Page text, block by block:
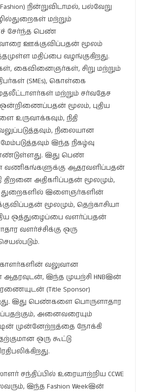
நின்றுவிடாமல், பல்வேறு
மற்றும்
சேர்ந்த பெண்
ஊக்குவிப்பதன் மூலம்
மதிப்பை வழங்குகிறது.
கைவினைஞர்கள், சிறு மற்றும்
(SMEs), கொள்கை
மற்றும் சர்வதேச
மூலம், புதிய
உருவாக்கவும், நிதி
நிலையான
இந்த நிகழ்வு
இது பெண்
ஆதரவளிப்பதன்
திறனை அதிகரிப்பதன் மூலமும்,
துறைகளில் இளைஞர்களின்
மூலமும், தெற்காசியா
ஒத்துழைப்பை வளர்ப்பதன்
வளர்ச்சிக்கு ஒரு
வலுவான
இந்த முயற்சி HNBஇன்
(Title Sponsor)
இது பெண்களை பொருளாதார
அனைவரையும்
முன்னேற்றத்தை நோக்கி
ஒரு கூட்டு
சந்திப்பில் உரையாற்றிய CCWE
இந்த Fashion Weekஇன்